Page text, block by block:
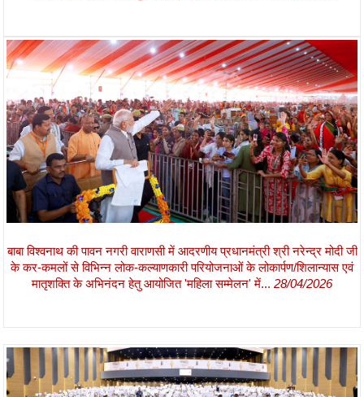
बाबा विश्वनाथ की पावन नगरी वाराणसी में आदरणीय प्रधानमंत्री श्री नरेन्द्र मोदी जी
के कर-कमलों से विभिन्न लोक-कल्याणकारी परियोजनाओं के लोकार्पण/शिलान्यास एवं
मातृशक्ति के अभिनंदन हेतु आयोजित 'महिला सम्मेलन' में... 28/04/2026